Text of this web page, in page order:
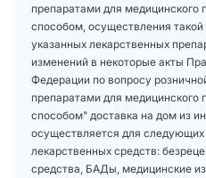
препаратами для
способом, осуществления такой
указанных лекарственных
изменений в некоторые акты
Федерации по вопросу
препаратами для
способом" доставка на дом из
осуществляется для следующих
лекарственных средств:
средства, БАДы, медицинские